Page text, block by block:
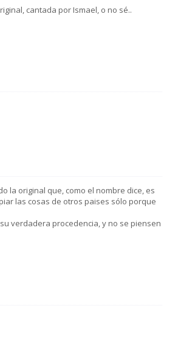
cantada por Ismael, o no sé..
la original que, como el nombre dice, es
las cosas de otros paises sólo porque
verdadera procedencia, y no se piensen